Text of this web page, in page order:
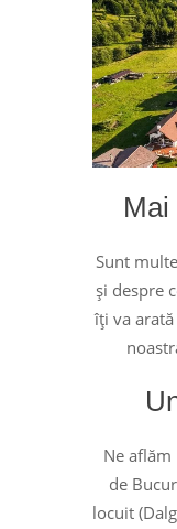
Mai
Sunt
și despre
îți va
Ne
de
locuit